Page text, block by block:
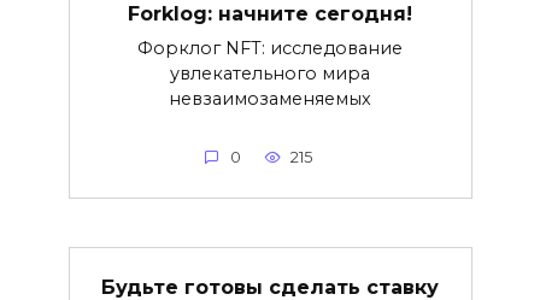
Forklog: начните сегодня!
Форклог NFT: исследование
увлекательного мира
невзаимозаменяемых
0 215
Будьте готовы сделать ставку